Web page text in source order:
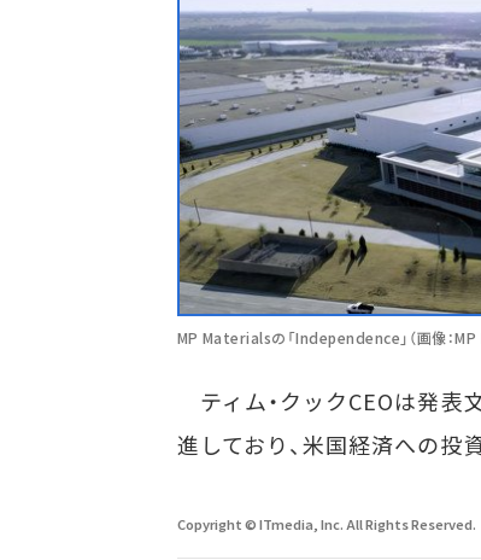
MP Materialsの「Independence」（画像：
ティム・クックCEOは発表
進しており、米国経済への投
Copyright © ITmedia, Inc. All Rights Reserved.